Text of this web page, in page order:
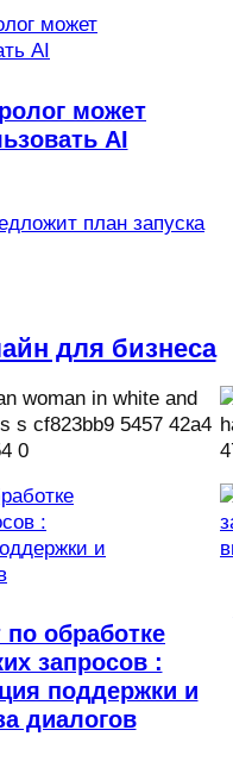
может
AI
план запуска
для бизнеса
по обработке
запросов :
поддержки и
диалогов